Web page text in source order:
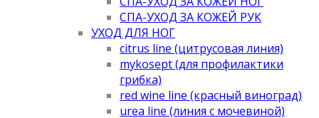
СПА-УХОД ЗА КОЖЕЙ РУК
УХОД ДЛЯ НОГ
citrus line (цитрусовая линия)
mykosept (для профилактики
грибка)
red wine line (красный виноград)
urea line (линия с мочевиной)